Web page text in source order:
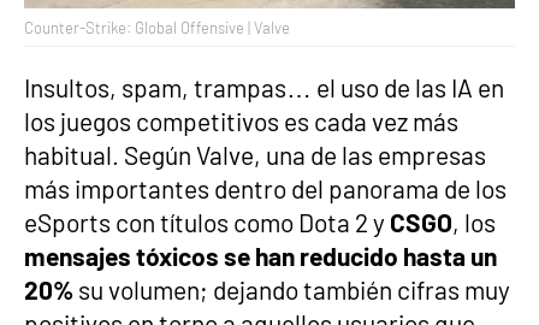
Counter-Strike: Global Offensive | Valve
Insultos, spam, trampas… el uso de las IA en
los juegos competitivos es cada vez más
habitual. Según Valve, una de las empresas
más importantes dentro del panorama de los
eSports con títulos como Dota 2 y CSGO, los
mensajes tóxicos se han reducido hasta un
20% su volumen; dejando también cifras muy